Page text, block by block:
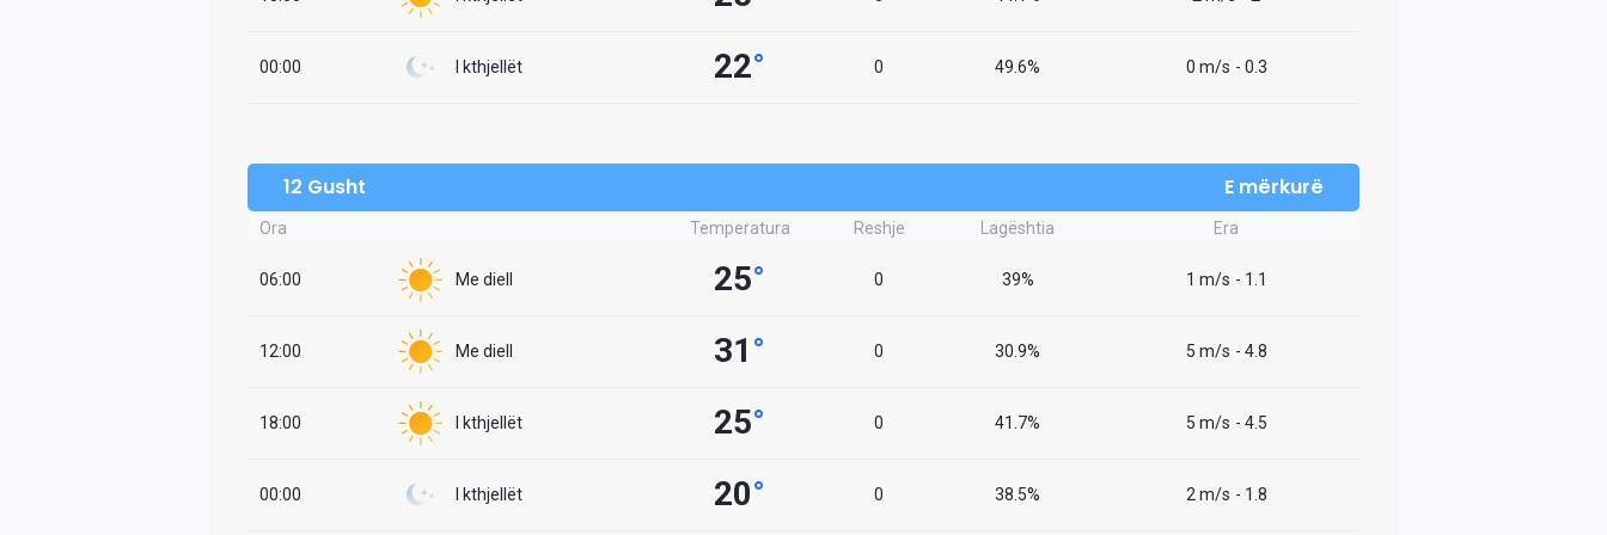
00:00 I kthjellët 22° 0 49.6% 0 m/s - 0.3
12 Gusht E mërkurë
Ora Temperatura Reshje Lagështia Era
06:00 Me diell 25° 0 39% 1 m/s - 1.1
12:00 Me diell 31 ° 0 30.9% 5 m/s - 4.8
18:00 I kthjellët 25° 0 41.7% 5 m/s - 4.5
00:00 I kthjellët 20° 0 38.5% 2 m/s - 1.8